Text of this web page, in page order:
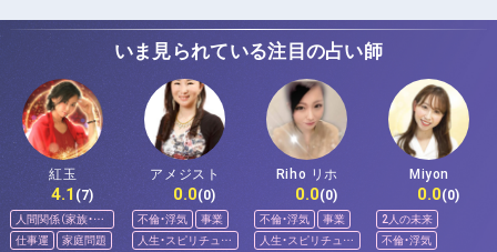
いま見られている注目の占い師
紅玉
4.1(7)
人間関係（家族・友
人）
仕事運 家庭問題
アメジスト
0.0(0)
不倫・浮気
事業
人生・スピリチュア
Riho リホ
0.0(0)
不倫・浮気
事業
人生・スピリチュア
Miyon
0.0(0)
2人の未来
不倫・浮気